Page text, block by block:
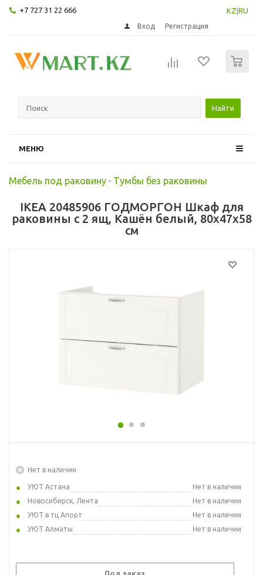
+7 727 31 22 666 KZ RU
Вход Регистрация
Найти
МЕНЮ
Мебель под раковину - Тумбы без раковины
IKEA 20485906 ГОДМОРГОН Шкаф для
раковины с 2 ящ, Кашён белый, 80x47x58
см
Нет в наличии
УЮТ Астана
Нет в наличии
Новосибирск, Лента
Нет в наличии
УЮТ в тц Апорт
Нет в наличии
УЮТ Алматы
Нет в наличии
Под заказ